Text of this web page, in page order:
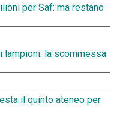
per Saf: ma restano
lampioni: la scommessa
il quinto ateneo per